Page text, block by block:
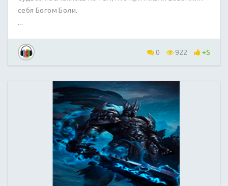
себя Богом Боли.
...
0 922 +5